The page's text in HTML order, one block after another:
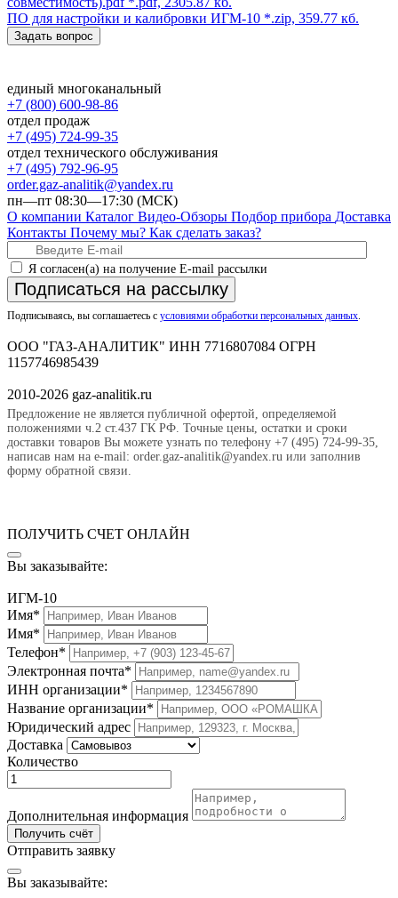
ПО для настройки и калибровки ИГМ-10 *.zip, 359.77 кб.
Задать вопрос
единый многоканальный
+7 (800) 600-98-86
отдел продаж
+7 (495) 724-99-35
отдел технического обслуживания
+7 (495) 792-96-95
order.gaz-analitik@yandex.ru
пн—пт 08:30—17:30 (МСК)
О компании Каталог Видео-Обзоры Подбор прибора Доставка
Контакты Почему мы? Как сделать заказ?
Я согласен(а) на получение E-mail рассылки
Подписаться на рассылку
Подписываясь, вы соглашаетесь с условиями обработки персональных данных
ООО "ГАЗ-АНАЛИТИК" ИНН 7716807084 ОГРН
1157746985439
2010-2026 gaz-analitik.ru
Предложение не является публичной офертой, определяемой
положениями ч.2 ст.437 ГК РФ. Точные цены, остатки и сроки
доставки товаров Вы можете узнать по телефону +7 (495) 724-99-35,
написав нам на e-mail: order.gaz-analitik@yandex.ru или заполнив
форму обратной связи.
ПОЛУЧИТЬ СЧЕТ ОНЛАЙН
Вы заказывайте:
ИГМ-10
Имя*
Имя*
Телефон*
Электронная почта*
ИНН организации*
Название организации*
Юридический адрес
Доставка
Количество
Дополнительная информация
Получить счёт
Отправить заявку
Вы заказывайте: